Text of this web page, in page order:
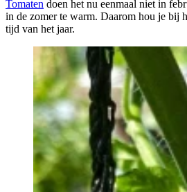
Tomaten doen het nu eenmaal niet in
in de zomer te warm. Daarom hou je bij
tijd van het jaar.